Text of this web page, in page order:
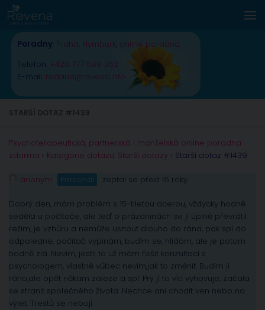
Skip to content
Poradny Praha Nymburk online poradna
Telefon: +420 777 588 352
E-mail: radana@rovena.info
Psychoterapeutická, partnerská i manželská online poradna
zdarma › Kategorie dotazu: Starší dotazy › Starší dotaz #1439
anonym Personál zeptal se před 16 roky
Dobrý den, mám problém s 15-tiletou dcerou, vždycky hodně
seděla u počítače, ale teď o prázdninách se jí úplně převrátil
režim, je vzhůru a nemůže usnout dlouho do rána, pak spí do
odpoledne, počítač vypínám, budím se, hlídám, ale je potom
hodně zlá. Nevím, jestli to už mám řešit konzultací s
psychologem, vlastně vůbec nevím,jak to změnit. Budím ji
ráno,ale opět někam zaleze a spí. Prý jí to víc vyhovuje, začala
se stranit společného života. Nechce ani chodit ven nebo na
výlet. Trestů se nebojí.